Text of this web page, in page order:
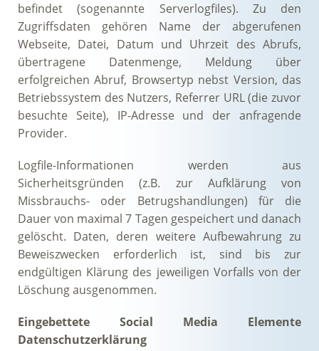
befindet (sogenannte Serverlogfiles). Zu den
Zugriffsdaten gehören Name der abgerufenen
Webseite, Datei, Datum und Uhrzeit des Abrufs,
übertragene Datenmenge, Meldung über
erfolgreichen Abruf, Browsertyp nebst Version, das
Betriebssystem des Nutzers, Referrer URL (die zuvor
besuchte Seite), IP-Adresse und der anfragende
Provider.
Logfile-Informationen werden aus
Sicherheitsgründen (z.B. zur Aufklärung von
Missbrauchs- oder Betrugshandlungen) für die
Dauer von maximal 7 Tagen gespeichert und danach
gelöscht. Daten, deren weitere Aufbewahrung zu
Beweiszwecken erforderlich ist, sind bis zur
endgültigen Klärung des jeweiligen Vorfalls von der
Löschung ausgenommen.
Eingebettete Social Media Elemente
Datenschutzerklärung